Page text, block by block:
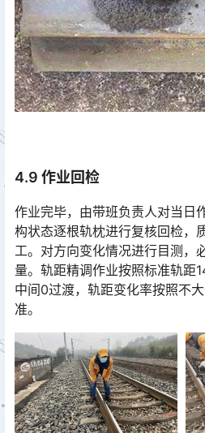
4.9 作业回检
作业完毕，由带班负责人对当日
构状态逐根轨枕进行复核回检，
工。对方向变化情况进行目测，
量。轨距精调作业按照标准轨距
中间0过渡，轨距变化率按照不
准。󠅅󠅃󠄵󠅂󠄪󠇖󠆨󠆨󠇕󠆞󠆒󠅬󠇘󠆭󠆘󠇙󠆝󠅵󠇗󠆭󠆁󠄐󠇗󠅹󠅸󠇖󠆍󠅳󠇖󠅹󠅰󠇖󠆌󠅹